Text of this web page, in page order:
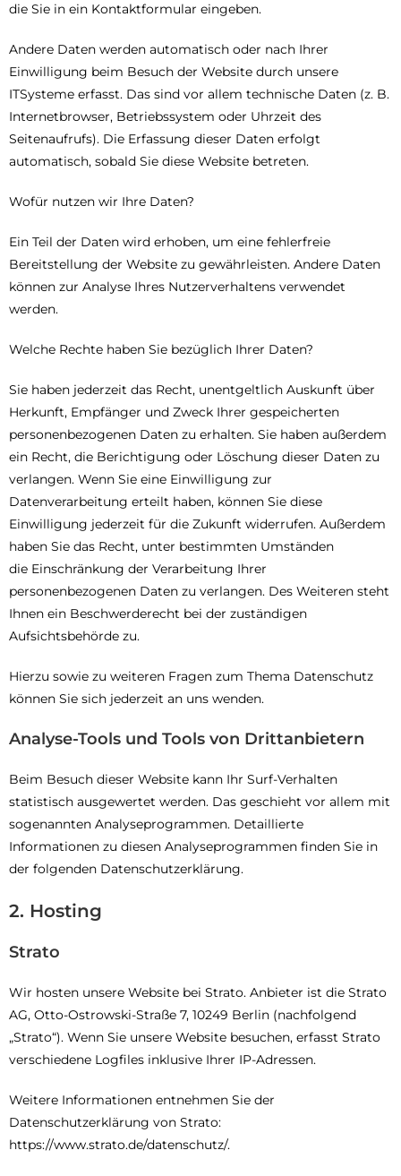
die Sie in ein Kontaktformular eingeben.
Andere Daten werden automatisch oder nach Ihrer
Einwilligung beim Besuch der Website durch unsere
ITSysteme erfasst. Das sind vor allem technische Daten (z. B.
Internetbrowser, Betriebssystem oder Uhrzeit des
Seitenaufrufs). Die Erfassung dieser Daten erfolgt
automatisch, sobald Sie diese Website betreten.
Wofür nutzen wir Ihre Daten?
Ein Teil der Daten wird erhoben, um eine fehlerfreie
Bereitstellung der Website zu gewährleisten. Andere Daten
können zur Analyse Ihres Nutzerverhaltens verwendet
werden.
Welche Rechte haben Sie bezüglich Ihrer Daten?
Sie haben jederzeit das Recht, unentgeltlich Auskunft über
Herkunft, Empfänger und Zweck Ihrer gespeicherten
personenbezogenen Daten zu erhalten. Sie haben außerdem
ein Recht, die Berichtigung oder Löschung dieser Daten zu
verlangen. Wenn Sie eine Einwilligung zur
Datenverarbeitung erteilt haben, können Sie diese
Einwilligung jederzeit für die Zukunft widerrufen. Außerdem
haben Sie das Recht, unter bestimmten Umständen
die Einschränkung der Verarbeitung Ihrer
personenbezogenen Daten zu verlangen. Des Weiteren steht
Ihnen ein Beschwerderecht bei der zuständigen
Aufsichtsbehörde zu.
Hierzu sowie zu weiteren Fragen zum Thema Datenschutz
können Sie sich jederzeit an uns wenden.
Analyse-Tools und Tools von Drittanbietern
Beim Besuch dieser Website kann Ihr Surf-Verhalten
statistisch ausgewertet werden. Das geschieht vor allem mit
sogenannten Analyseprogrammen. Detaillierte
Informationen zu diesen Analyseprogrammen finden Sie in
der folgenden Datenschutzerklärung.
2. Hosting
Strato
Wir hosten unsere Website bei Strato. Anbieter ist die Strato
AG, Otto-Ostrowski-Straße 7, 10249 Berlin (nachfolgend
„Strato“). Wenn Sie unsere Website besuchen, erfasst Strato
verschiedene Logfiles inklusive Ihrer IP-Adressen.
Weitere Informationen entnehmen Sie der
Datenschutzerklärung von Strato:
https://www.strato.de/datenschutz/.